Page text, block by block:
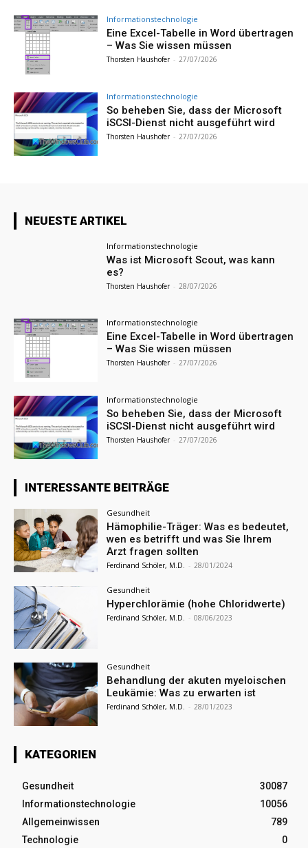
Informationstechnologie
Eine Excel-Tabelle in Word übertragen
– Was Sie wissen müssen
Thorsten Haushofer - 27/07/2026
Informationstechnologie
So beheben Sie, dass der Microsoft
iSCSI-Dienst nicht ausgeführt wird
Thorsten Haushofer - 27/07/2026
NEUESTE ARTIKEL
Informationstechnologie
Was ist Microsoft Scout, was kann
es?
Thorsten Haushofer - 28/07/2026
Informationstechnologie
Eine Excel-Tabelle in Word übertragen
– Was Sie wissen müssen
Thorsten Haushofer - 27/07/2026
Informationstechnologie
So beheben Sie, dass der Microsoft
iSCSI-Dienst nicht ausgeführt wird
Thorsten Haushofer - 27/07/2026
INTERESSANTE BEITRÄGE
Gesundheit
Hämophilie-Träger: Was es bedeutet,
wen es betrifft und was Sie Ihrem
Arzt fragen sollten
Ferdinand Schöler, M.D. - 28/01/2024
Gesundheit
Hyperchlorämie (hohe Chloridwerte)
Ferdinand Schöler, M.D. - 08/06/2023
Gesundheit
Behandlung der akuten myeloischen
Leukämie: Was zu erwarten ist
Ferdinand Schöler, M.D. - 28/01/2023
KATEGORIEN
Gesundheit
30087
Informationstechnologie
10056
Allgemeinwissen
789
Technologie
0